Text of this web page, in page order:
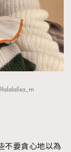
不要貪心地以為